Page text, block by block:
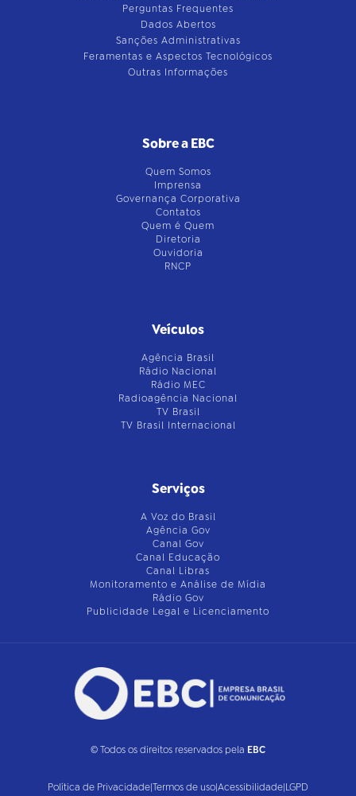
Perguntas Frequentes
Dados Abertos
Sanções Administrativas
Feramentas e Aspectos Tecnológicos
Outras Informações
Sobre a EBC
Quem Somos
Imprensa
Governança Corporativa
Contatos
Quem é Quem
Diretoria
Ouvidoria
RNCP
Veículos
Agência Brasil
Rádio Nacional
Rádio MEC
Radioagência Nacional
TV Brasil
TV Brasil Internacional
Serviços
A Voz do Brasil
Agência Gov
Canal Gov
Canal Educação
Canal Libras
Monitoramento e Análise de Mídia
Rádio Gov
Publicidade Legal e Licenciamento
© Todos os direitos reservados pela EBC
Política de Privacidade|Termos de uso|Acessibilidade|LGPD